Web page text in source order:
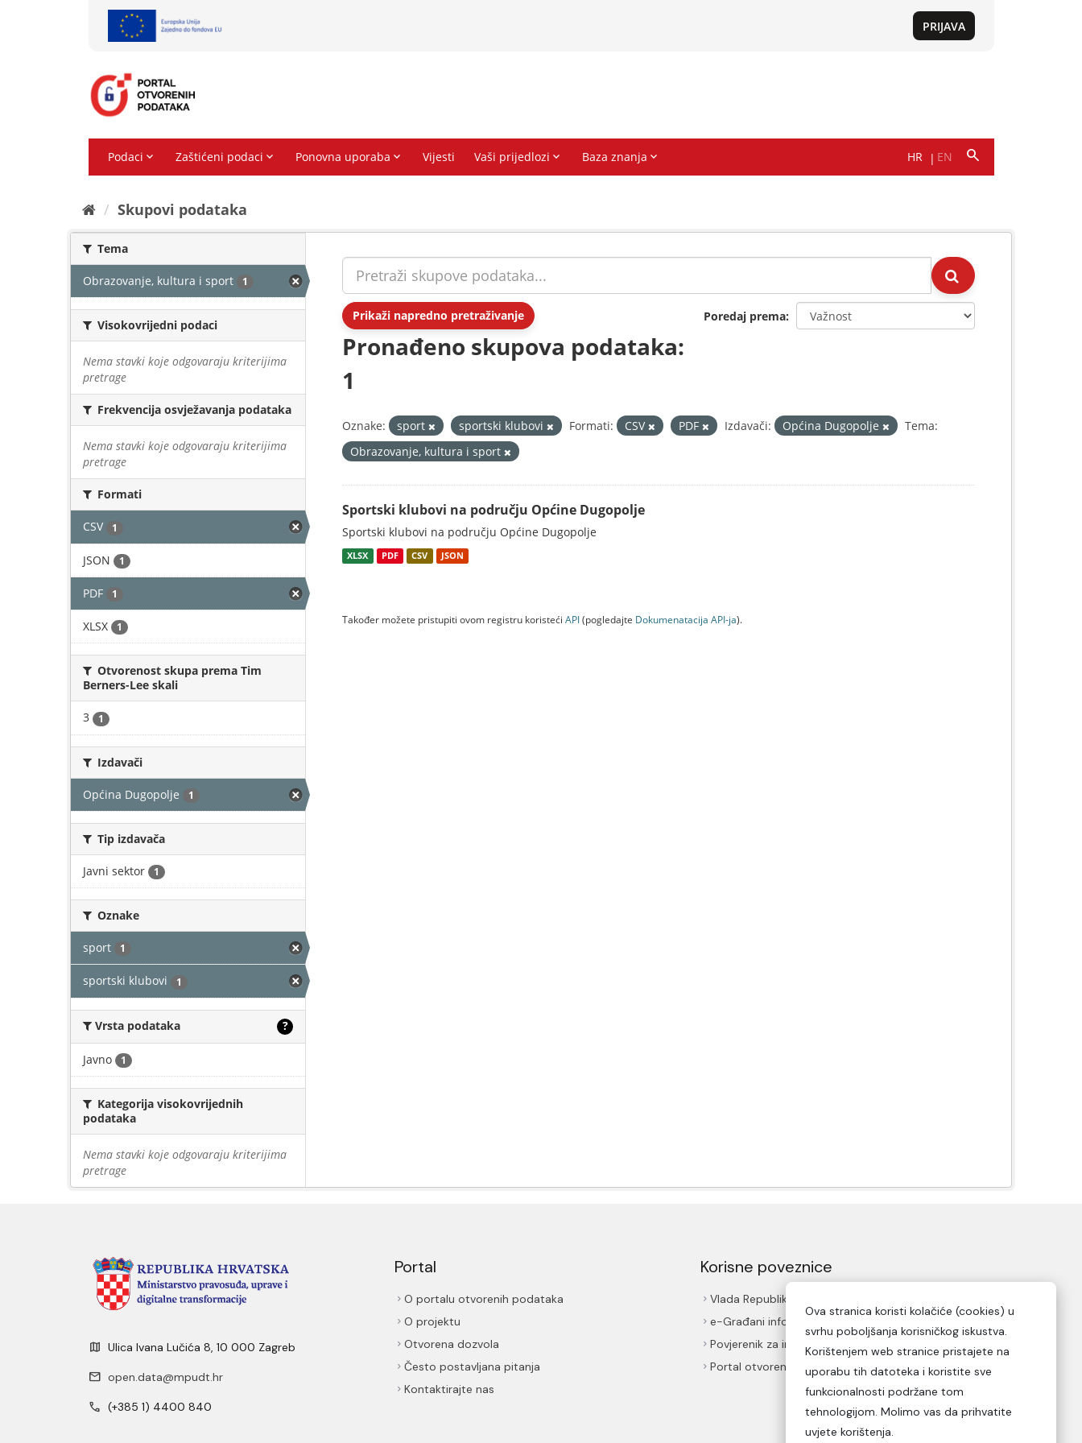
Skupovi podаtаkа
Tema
Obrazovanje, kultura i sport 1
Visokovrijedni podaci
Nema stavki koje odgovaraju kriterijima
pretrage
Frekvencija osvježavanja podataka
Nema stavki koje odgovaraju kriterijima
pretrage
Formati
CSV 1
JSON 1
PDF 1
XLSX 1
Otvorenost skupa prema Tim
Berners-Lee skali
3 1
Izdavači
Općina Dugopolje 1
Tip izdavača
Javni sektor 1
Oznake
sport 1
sportski klubovi 1
Vrsta podataka ?
Javno 1
Kategorija visokovrijednih
podataka
Nema stavki koje odgovaraju kriterijima
pretrage
Prikaži napredno pretraživanje Poredaj prema
Pronađeno skupova podataka:
1
Oznake: sport sportski klubovi Formati: CSV PDF Izdavači: Općina Dugopolje
Tema:
Obrazovanje, kultura i sport
Sportski klubovi na području Općine Dugopolje
Sportski klubovi na području Općine Dugopolje
XLSX PDF CSV JSON
Također možete pristupiti ovom registru koristeći API(pogledajte Dokumenаtаcijа API-jа).